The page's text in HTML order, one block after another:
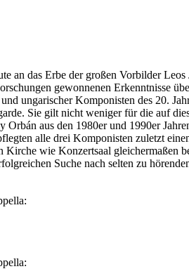
an das Erbe der großen Vorbilder
gewonnenen Erkenntnisse
ungarischer Komponisten des 20.
Sie gilt nicht weniger für die auf
aus den 1980er und 1990er
alle drei Komponisten zuletzt
Kirche wie Konzertsaal
Suche nach selten zu